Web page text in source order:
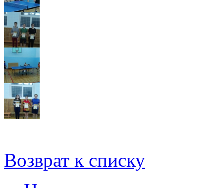
Возврат к списку